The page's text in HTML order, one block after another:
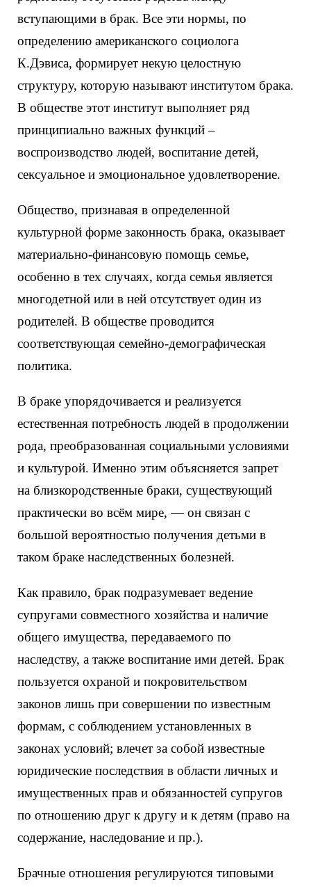
вступающими в брак. Все эти нормы, по
определению американского социолога
К.Дэвиса, формирует некую целостную
структуру, которую называют институтом брака.
В обществе этот институт выполняет ряд
принципиально важных функций –
воспроизводство людей, воспитание детей,
сексуальное и эмоциональное удовлетворение.
Общество, признавая в определенной
культурной форме законность брака, оказывает
материально-финансовую помощь семье,
особенно в тех случаях, когда семья является
многодетной или в ней отсутствует один из
родителей. В обществе проводится
соответствующая семейно-демографическая
политика.
В браке упорядочивается и реализуется
естественная потребность людей в продолжении
рода, преобразованная социальными условиями
и культурой. Именно этим объясняется запрет
на близкородственные браки, существующий
практически во всём мире, — он связан с
большой вероятностью получения детьми в
таком браке наследственных болезней.
Как правило, брак подразумевает ведение
супругами совместного хозяйства и наличие
общего имущества, передаваемого по
наследству, а также воспитание ими детей. Брак
пользуется охраной и покровительством
законов лишь при совершении по известным
формам, с соблюдением установленных в
законах условий; влечет за собой известные
юридические последствия в области личных и
имущественных прав и обязанностей супругов
по отношению друг к другу и к детям (право на
содержание, наследование и пр.).
Брачные отношения регулируются типовыми